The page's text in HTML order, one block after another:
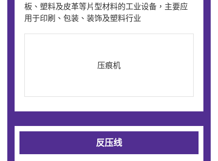
板、塑料及皮革等片型材料的工业设备，主要应
用于印刷、包装、装饰及塑料行业
压痕机
反压线